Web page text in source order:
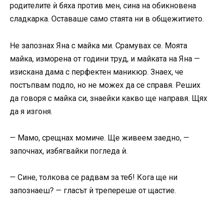
родителите ѝ бяха против мен, сина на обикновена
сладкарка. Оставаше само стаята ни в общежитието.
Не запознах Яна с майка ми. Срамувах се. Моята
майка, изморена от години труд, и майката на Яна —
изискана дама с перфектен маникюр. Знаех, че
постъпвам подло, но не можех да се справя. Реших
да говоря с майка си, знаейки какво ще направя. Щях
да я изгоня.
— Мамо, срещнах момиче. Ще живеем заедно, —
започнах, избягвайки погледа ѝ.
— Сине, толкова се радвам за теб! Кога ще ни
запознаеш? — гласът ѝ трепереше от щастие.